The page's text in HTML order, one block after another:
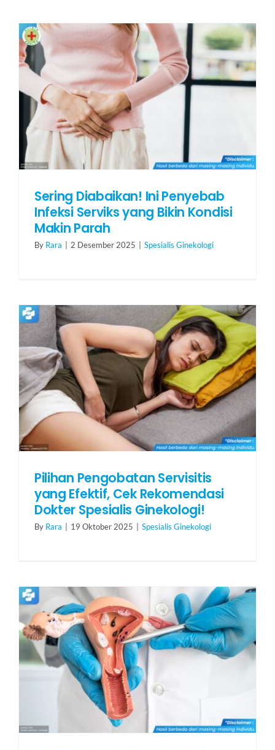
Sering Diabaikan! Ini Penyebab
Infeksi Serviks yang Bikin Kondisi
Makin Parah
By Rara 2 Desember 2025 Spesialis Ginekologi
Pilihan Pengobatan Servisitis
yang Efektif, Cek Rekomendasi
Dokter Spesialis Ginekologi!
By Rara 19 Oktober 2025 Spesialis Ginekologi